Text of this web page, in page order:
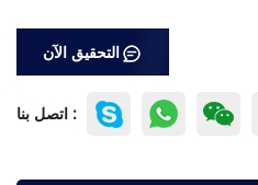
التحقيق الآن
اتصل بنا :